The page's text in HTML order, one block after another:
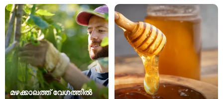
മഴക്കാലത്ത് വേഗത്തിൽ